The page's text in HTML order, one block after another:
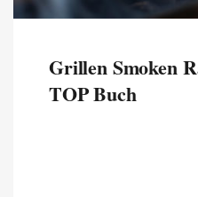
Grillen Smoken
TOP Buch